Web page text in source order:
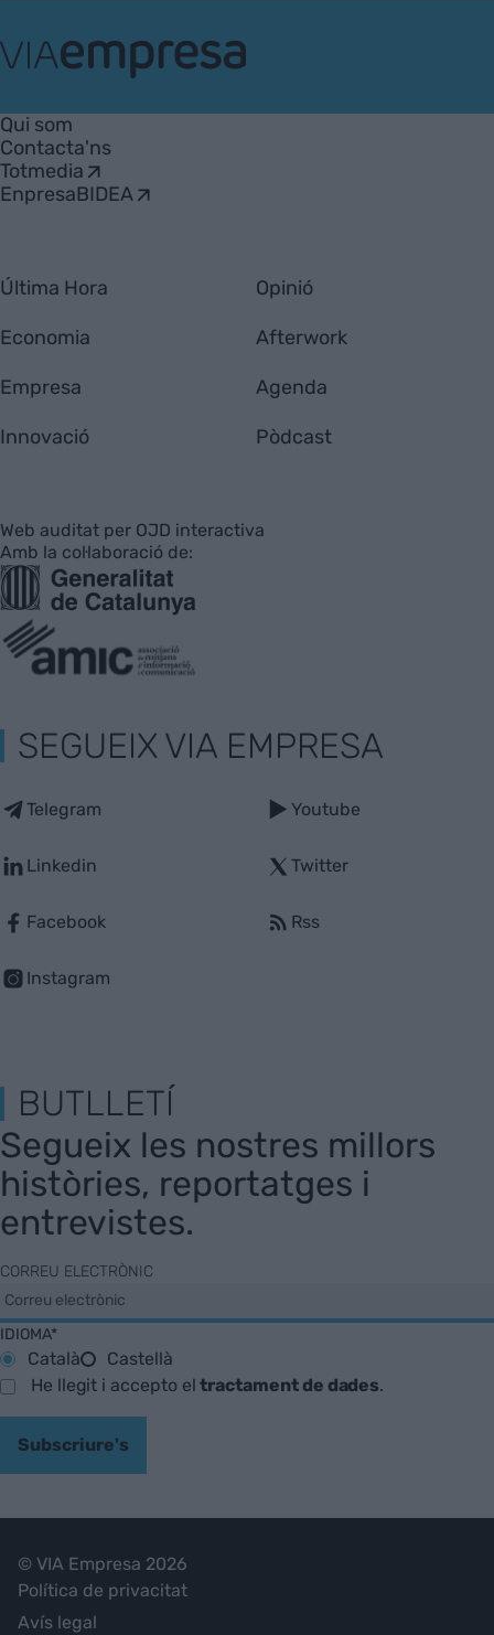
Empresa
Qui som
Contacta'ns
Totmedia
EnpresaBIDEA
Última Hora
Economia
Empresa
Innovació
Opinió
Afterwork
Agenda
Pòdcast
Web auditat per OJD interactiva
Amb la col·laboració de:
SEGUEIX VIA EMPRESA
Telegram
Linkedin
Facebook
Instagram
Youtube
Twitter
Rss
BUTLLETÍ
Segueix les nostres millors
històries, reportatges i
entrevistes.
CORREU ELECTRÒNIC
IDIOMA*
Català
Castellà
He llegit i accepto eltractament de dades.
Subscriure's
© VIA Empresa 2026
Política de privacitat
Avís legal